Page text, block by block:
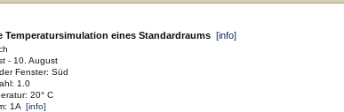
Temperatursimulation eines Standardraums [info]
- 10. August
Fenster: Süd
1.0
20° C
1A [info]